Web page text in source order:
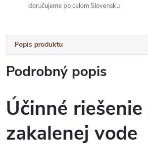
doručujeme po celom Slovensku
Popis produktu
Podrobný popis
Účinné
zakalenej vode